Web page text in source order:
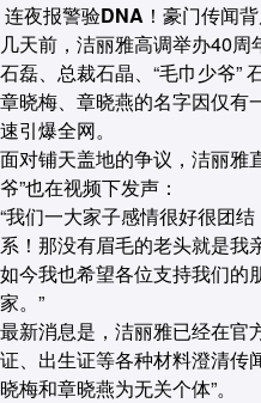
连夜报警验DNA！豪门传闻
几天前，洁丽雅高调举办40
石磊、总裁石晶、“毛巾少爷”
章晓梅、章晓燕的名字因仅有
速引爆全网。
面对铺天盖地的争议，洁丽雅
爷”也在视频下发声：
“我们一大家子感情很好很团
系！那没有眉毛的老头就是我
如今我也希望各位支持我们的
家。”
最新消息是，洁丽雅已经在官
证、出生证等各种材料澄清传
晓梅和章晓燕为无关个体”。